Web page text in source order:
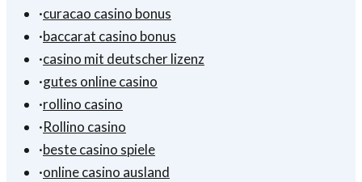
·curacao casino bonus
·baccarat casino bonus
·casino mit deutscher lizenz
·gutes online casino
·rollino casino
·Rollino casino
·beste casino spiele
·online casino ausland